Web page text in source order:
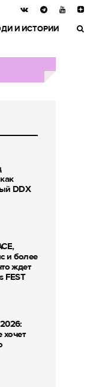
И ИСТОРИИ
DDX
и более
ждет
FEST
хочет